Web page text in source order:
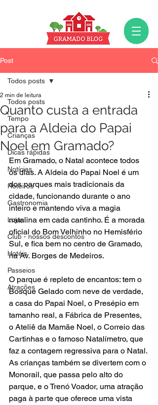
Post
Todos posts
Tempo
Crianças
Dicas rápidas
Notícias
Roteiros
Gastronomia
Lojas
Club - nossos descontos
Hotéis
Passeios
Atrações
Todos posts
Quanto custa a entrada
para a Aldeia do Papai
Noel em Gramado?
2 min de leitura
Em Gramado, o Natal acontece todos
os dias. A Aldeia do Papai Noel é um
dos parques mais tradicionais da
cidade, funcionando durante o ano
inteiro e mantendo viva a magia
natalina em cada cantinho. É a morada
oficial do Bom Velhinho no Hemisfério
Sul, e fica bem no centro de Gramado,
na Av. Borges de Medeiros.
O parque é repleto de encantos: tem o
Bosque Gelado com neve de verdade,
a casa do Papai Noel, o Presépio em
tamanho real, a Fábrica de Presentes,
o Ateliê da Mamãe Noel, o Correio das
Cartinhas e o famoso Natalímetro, que
faz a contagem regressiva para o Natal.
As crianças também se divertem com o
Monorail, que passa pelo alto do
parque, e o Trenó Voador, uma atração
paga à parte que oferece uma vista